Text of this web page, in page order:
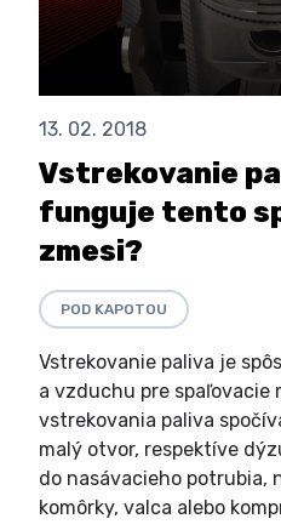
13. 02. 2018
Vstrekovanie
funguje tento
zmesi?
POD KAPOTOU
Vstrekovanie paliva je
a vzduchu pre spaľovacie
vstrekovania paliva
malý otvor, respektíve
do nasávacieho potrubia,
komôrky, valca alebo